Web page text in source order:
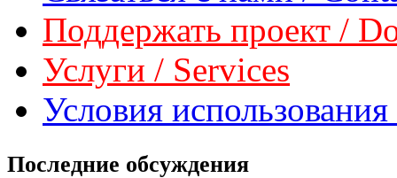
Поддержать проект /
Услуги / Services
Условия
Последние обсуждения